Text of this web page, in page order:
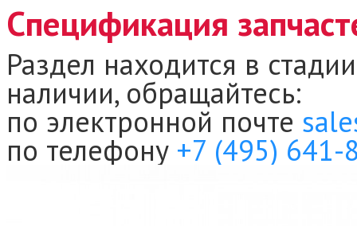
Спецификация
Раздел находится в
наличии, обращайтесь:
по электронной почте
по телефону +7 (495) 641-